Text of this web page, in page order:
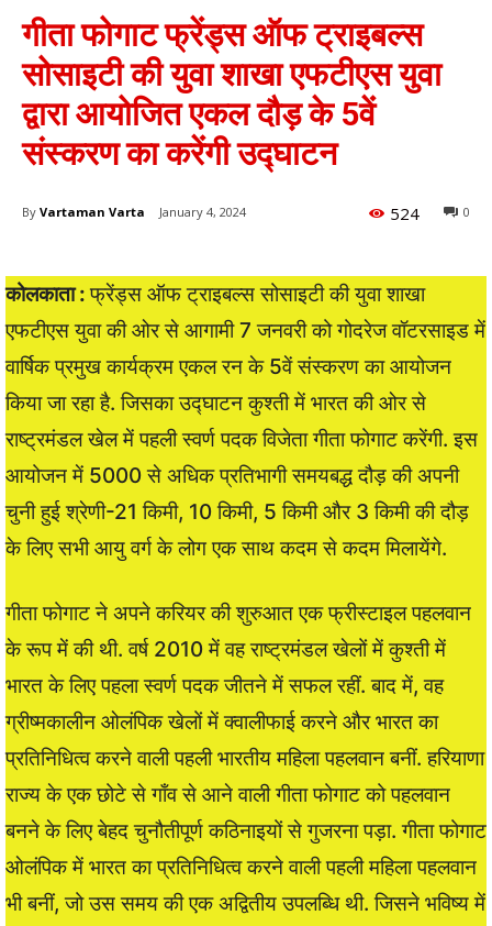
गीता फोगाट फ्रेंड्स ऑफ ट्राइबल्स
सोसाइटी की युवा शाखा एफटीएस युवा
द्वारा आयोजित एकल दौड़ के 5वें
संस्करण का करेंगी उद्घाटन
By Vartaman Varta January 4, 2024 0
524
कोलकाता :फ्रेंड्स ऑफ ट्राइबल्स सोसाइटी की युवा शाखा
एफटीएस युवा की ओर से आगामी 7 जनवरी को गोदरेज वॉटरसाइड में
वार्षिक प्रमुख कार्यक्रम एकल रन के 5वें संस्करण का आयोजन
किया जा रहा है. जिसका उद्घाटन कुश्ती में भारत की ओर से
राष्ट्रमंडल खेल में पहली स्वर्ण पदक विजेता गीता फोगाट करेंगी. इस
आयोजन में 5000 से अधिक प्रतिभागी समयबद्ध दौड़ की अपनी
चुनी हुई श्रेणी-21 किमी, 10 किमी, 5 किमी और 3 किमी की दौड़
के लिए सभी आयु वर्ग के लोग एक साथ कदम से कदम मिलायेंगे.
गीता फोगाट ने अपने करियर की शुरुआत एक फ्रीस्टाइल पहलवान
के रूप में की थी. वर्ष 2010 में वह राष्ट्रमंडल खेलों में कुश्ती में
भारत के लिए पहला स्वर्ण पदक जीतने में सफल रहीं. बाद में, वह
ग्रीष्मकालीन ओलंपिक खेलों में क्वालीफाई करने और भारत का
प्रतिनिधित्व करने वाली पहली भारतीय महिला पहलवान बनीं. हरियाणा
राज्य के एक छोटे से गाँव से आने वाली गीता फोगाट को पहलवान
बनने के लिए बेहद चुनौतीपूर्ण कठिनाइयों से गुजरना पड़ा. गीता फोगाट
ओलंपिक में भारत का प्रतिनिधित्व करने वाली पहली महिला पहलवान
भी बनीं, जो उस समय की एक अद्वितीय उपलब्धि थी. जिसने भविष्य में